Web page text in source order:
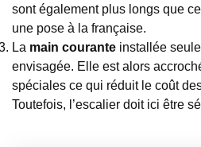
sont également plus longs que
une pose à la française.
La main courante installée
envisagée. Elle est alors
spéciales ce qui réduit le coût
Toutefois, l’escalier doit ici être